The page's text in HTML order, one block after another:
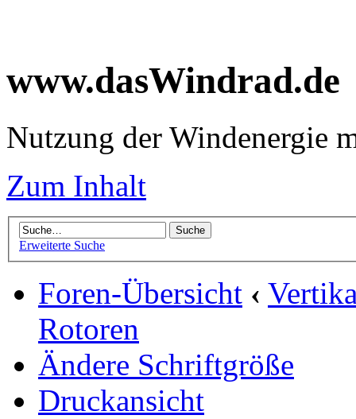
www.dasWindrad.de
Nutzung der Windenergie
Zum Inhalt
Erweiterte Suche
Foren-Übersicht ‹
Rotoren
Ändere Schriftgröße
Druckansicht